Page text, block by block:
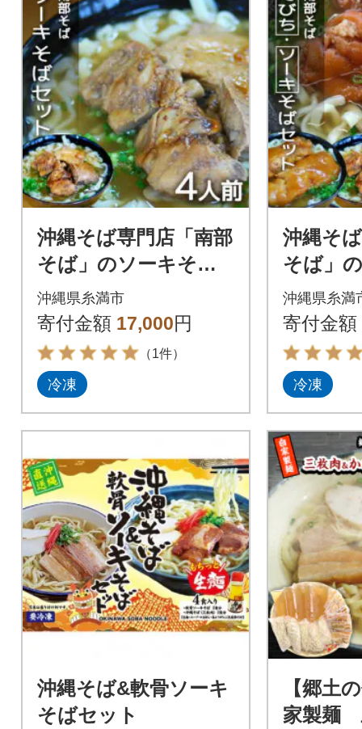
沖縄そば専門店「南部
そば」のソーキそば
(本ソーキ) 4食セット
沖縄県糸満市
寄付金額 17,000円
（1件）
冷凍
沖縄そ
そば」
(てびち(
キそば(
食 4食
沖縄県糸満
寄付金額
冷凍
沖縄そば&軟骨ソーキ
そばセット
【郷土
家製麺